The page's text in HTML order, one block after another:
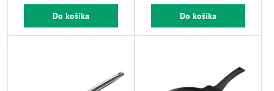
Do košíka Do košíka